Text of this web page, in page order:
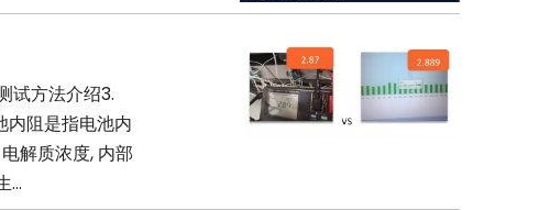
试方法介绍3.
内阻是指电池内
解质浓度, 内部
...